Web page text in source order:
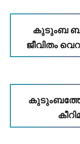
കുടുംബ
ജീവിതം